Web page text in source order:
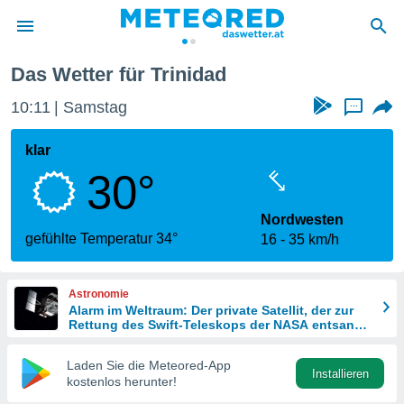
wurde
dass
sind.
diese
Das Wetter für Trinidad
10:11 Samstag ...
klar
30°
gefühlte Temperatur 34°
Nordwesten
16
35 km/h
Astronomie
Alarm im Weltraum: Der private Satellit, der zur
Rettung des Swift-Teleskops der NASA entsandt
Laden Sie die Meteored-App
kostenlos herunter!
Installieren